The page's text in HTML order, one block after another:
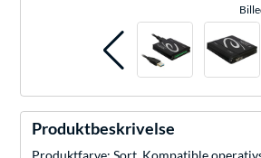
Produktbeskrivelse